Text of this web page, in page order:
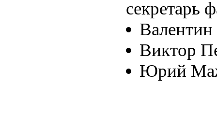
секретарь
Виктор
Юрий